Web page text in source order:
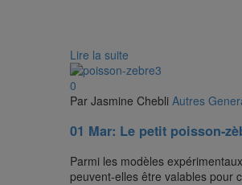
Lire la suite
0
Par Jasmine Chebli Autres
01 Mar: Le petit poisson-
Parmi les modèles
peuvent-elles être valables pour